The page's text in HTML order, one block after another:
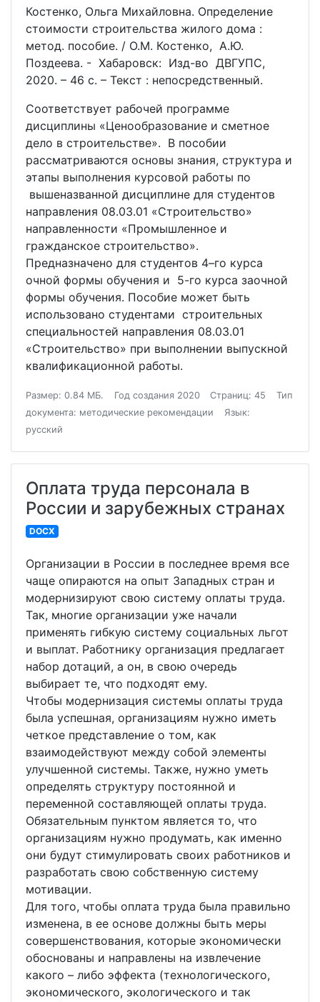
Костенко, Ольга Михайловна. Определение
стоимости строительства жилого дома :
метод. пособие. / О.М. Костенко, А.Ю.
Поздеева. - Хабаровск: Изд-во ДВГУПС,
2020. – 46 с. – Текст : непосредственный.
Соответствует рабочей программе
дисциплины «Ценообразование и сметное
дело в строительстве». В пособии
рассматриваются основы знания, структура и
этапы выполнения курсовой работы по
вышеназванной дисциплине для студентов
направления 08.03.01 «Строительство»
направленности «Промышленное и
гражданское строительство».
Предназначено для студентов 4–го курса
очной формы обучения и 5-го курса заочной
формы обучения. Пособие может быть
использовано студентами строительных
специальностей направления 08.03.01
«Строительство» при выполнении выпускной
квалификационной работы.
Размер: 0.84 МБ. Год создания 2020 Страниц: 45
Тип
документа: методические рекомендации
Язык:
русский
Оплата труда персонала в
России и зарубежных странах
DOCX
Организации в России в последнее время все
чаще опираются на опыт Западных стран и
модернизируют свою систему оплаты труда.
Так, многие организации уже начали
применять гибкую систему социальных льгот
и выплат. Работнику организация предлагает
набор дотаций, а он, в свою очередь
выбирает те, что подходят ему.
Чтобы модернизация системы оплаты труда
была успешная, организациям нужно иметь
четкое представление о том, как
взаимодействуют между собой элементы
улучшенной системы. Также, нужно уметь
определять структуру постоянной и
переменной составляющей оплаты труда.
Обязательным пунктом является то, что
организациям нужно продумать, как именно
они будут стимулировать своих работников и
разработать свою собственную систему
мотивации.
Для того, чтобы оплата труда была правильно
изменена, в ее основе должны быть меры
совершенствования, которые экономически
обоснованы и направлены на извлечение
какого – либо эффекта (технологического,
экономического, экологического и так